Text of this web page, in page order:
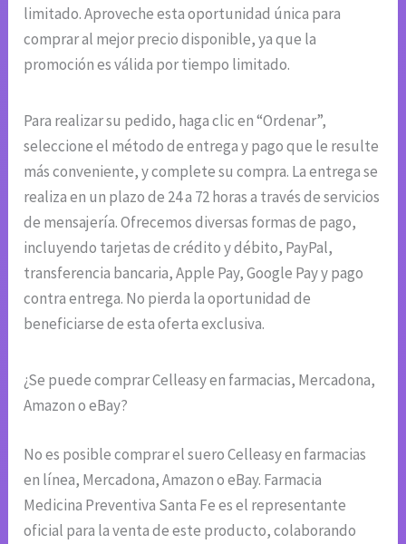
limitado. Aproveche esta oportunidad única para
comprar al mejor precio disponible, ya que la
promoción es válida por tiempo limitado.
Para realizar su pedido, haga clic en “Ordenar”,
seleccione el método de entrega y pago que le resulte
más conveniente, y complete su compra. La entrega se
realiza en un plazo de 24 a 72 horas a través de servicios
de mensajería. Ofrecemos diversas formas de pago,
incluyendo tarjetas de crédito y débito, PayPal,
transferencia bancaria, Apple Pay, Google Pay y pago
contra entrega. No pierda la oportunidad de
beneficiarse de esta oferta exclusiva.
¿Se puede comprar Celleasy en farmacias, Mercadona,
Amazon o eBay?
No es posible comprar el suero Celleasy en farmacias
en línea, Mercadona, Amazon o eBay. Farmacia
Medicina Preventiva Santa Fe es el representante
oficial para la venta de este producto, colaborando